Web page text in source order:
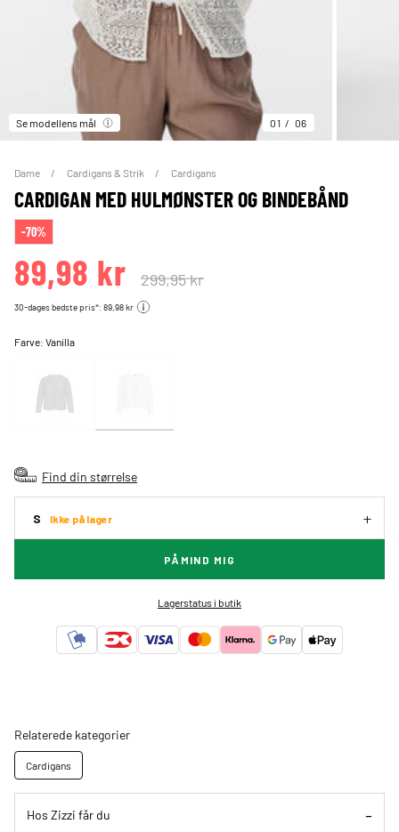
Se modellens mål 01 06
Dame Cardigans & Strik Cardigans
CARDIGAN MED HULMØNSTER OG BINDEBÅND
-70%
89,98 kr 299,95 kr
30-dages bedste pris*: 89,98 kr
Farve:Vanilla
Find din størrelse
S Ikke på lager
PÅMIND MIG
Lagerstatus i butik
Relaterede kategorier
Cardigans
Hos Zizzi får du